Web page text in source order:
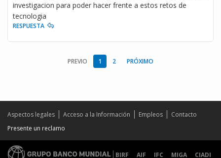
investigacion para poder hacer frente a estos retos de
tecnologia
RESPUESTA
PREVIO 1 2 PRÓXIMO
Aspectos legales Acceso a la Información Empleos
Contacto
Presente un reclamo
BIRF AIF IFC MIGA CIADI